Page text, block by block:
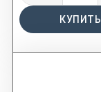
КУПИТЬ